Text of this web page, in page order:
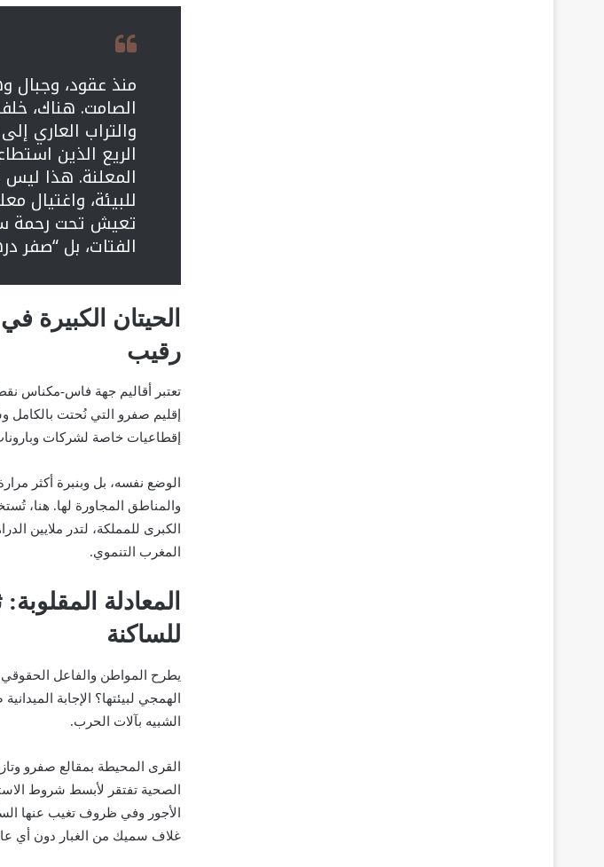
منذ عقود،
الصامت. هناك،
والتراب العاري
الريع الذين
المعلنة. هذا
للبيئة، واغتيال
تعيش تحت رحمة
الفتات، بل “صفر
الحيتان
رقيب
تعتبر أقاليم جهة فاس-مكناس
إقليم صفرو التي نُحتت بالكامل
إقطاعيات خاصة لشركات
الوضع نفسه، بل وبنبرة أكثر
والمناطق المجاورة لها. هنا،
الكبرى للمملكة، لتدر ملايين
المغرب التنموي.
المعادلة
للساكنة
يطرح المواطن والفاعل الحقوقي
الهمجي لبيئتها؟ الإجابة
الشبيه بآلات الحرب.
القرى المحيطة بمقالع صفرو
الصحية تفتقر لأبسط شروط
الأجور وفي ظروف تغيب عنها
غلاف سميك من الغبار دون أي